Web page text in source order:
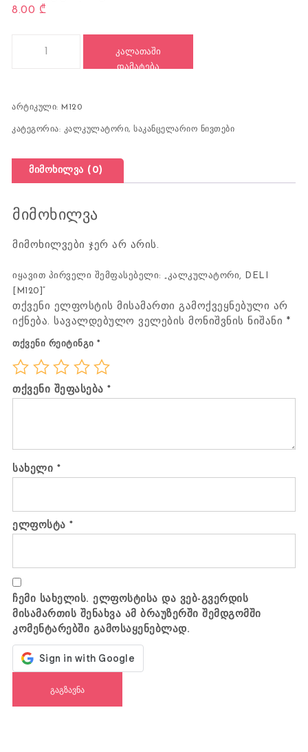
8.00 ₾
ᲙᲐᲚᲐᲗᲐᲨᲘ
ᲓᲐᲛᲐᲢᲔᲑᲐ
არტიკული: M120
კატეგორია: კალკულატორი,საკანცელარიო ნივთები
მიმოხილვა (0)
მიმოხილვა
მიმოხილვები ჯერ არ არის.
იყავით პირველი შემფასებელი: „კალკულატორი, DELI
[M120]“
თქვენი ელფოსტის მისამართი გამოქვეყნებული არ
იქნება. სავალდებულო ველების მონიშვნის ნიშანი *
თქვენი რეიტინგი*
თქვენი შეფასება*
სახელი *
ელფოსტა*
ჩემი სახელის. ელფოსტისა და ვებ-გვერდის
მისამართის შენახვა ამ ბრაუზერში შემდგომში
კომენტარებში გამოსაყენებლად.